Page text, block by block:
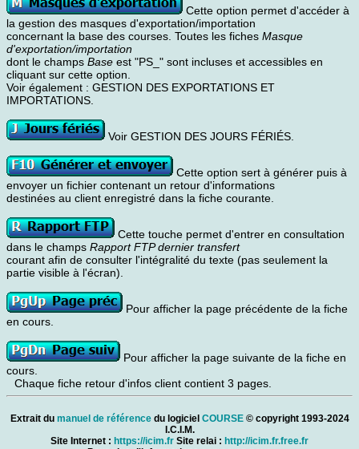
Cette option permet d'accéder à
la gestion des masques d'exportation/importation
concernant la base des courses. Toutes les fiches Masque
d'exportation/importation
dont le champs Base est "PS_" sont incluses et accessibles en
cliquant sur cette option.
Voir également : GESTION DES EXPORTATIONS ET
IMPORTATIONS.
Voir GESTION DES JOURS FÉRIÉS.
Cette option sert à générer puis à
envoyer un fichier contenant un retour d'informations
destinées au client enregistré dans la fiche courante.
Cette touche permet d'entrer en consultation
dans le champs Rapport FTP dernier transfert
courant afin de consulter l'intégralité du texte (pas seulement la
partie visible à l'écran).
Pour afficher la page précédente de la fiche
en cours.
Pour afficher la page suivante de la fiche en
cours.
Chaque fiche retour d'infos client contient 3 pages.
Extrait du manuel de référencedu logiciel COURSE© copyright 1993-2024
I.C.I.M.
Site Internet : https://icim.fr Site relai : http://icim.fr.free.fr